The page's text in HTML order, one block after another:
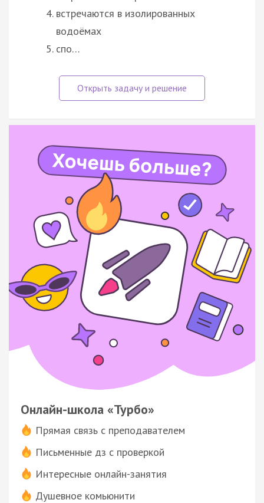
встречаются в изолированных
водоёмах
спо…
Онлайн-школа «Турбо»
Прямая связь с преподавателем
Письменные дз с проверкой
Интересные онлайн-занятия
Душевное комьюнити